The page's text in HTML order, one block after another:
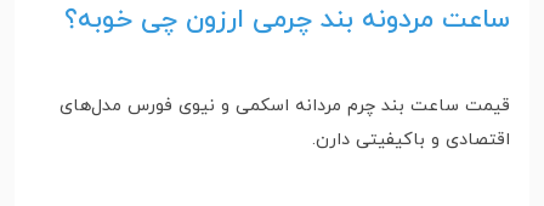
ساعت مردونه بند چرمی ارزون چی خوبه؟
قیمت ساعت بند چرم مردانه اسکمی و نیوی فورس مدل‌های
اقتصادی و باکیفیتی دارن.